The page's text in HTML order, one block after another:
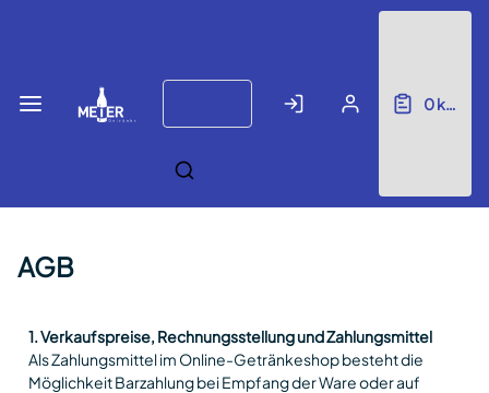
Keyboard
arrow
and
datagrids.
0keine
AGB
1. Verkaufspreise, Rechnungsstellung und Zahlungsmittel
Als Zahlungsmittel im Online-Getränkeshop besteht die
Möglichkeit Barzahlung bei Empfang der Ware oder auf